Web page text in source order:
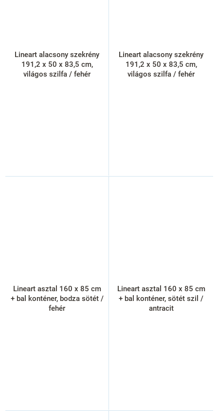
Lineart alacsony szekrény
191,2 x 50 x 83,5 cm,
világos szilfa / fehér
Lineart alacsony szekrény
191,2 x 50 x 83,5 cm,
világos szilfa / fehér
Lineart asztal 160 x 85 cm
+ bal konténer, bodza sötét /
fehér
Lineart asztal 160 x 85 cm
+ bal konténer, sötét szil /
antracit